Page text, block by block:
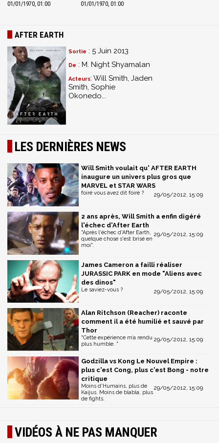
01/01/1970, 01:00 01/01/1970, 01:00
AFTER EARTH
Sortie : 5 Juin 2013
De : M. Night Shyamalan
Acteurs: Will Smith, Jaden
Smith, Sophie
Okonedo...
LES DERNIÈRES NEWS
Will Smith voulait qu' AFTER EARTH
inaugure un univers plus gros que
MARVEL et STAR WARS
29/05/2012, 15:09
foiré vous avez dit foiré ?
2 ans après, Will Smith a enfin digéré
l'échec d'After Earth
29/05/2012, 15:09
"Après l'échec d'After Earth,
quelque chose s'est brisé en
moi".
James Cameron a failli réaliser
JURASSIC PARK en mode "Aliens avec
des dinos"
29/05/2012, 15:09
Le saviez-vous ?
Alan Ritchson (Reacher) raconte
comment il a été humilié et sauvé par
Thor
29/05/2012, 15:09
"Cette expérience m’a rendu
plus humble. "
Godzilla vs Kong Le Nouvel Empire :
plus c'est Cong, plus c'est Bong - notre
critique
29/05/2012, 15:09
Moins d'Humains, plus de
Kaijus. Moins de blabla, plus
de fights.
VIDÉOS À NE PAS MANQUER